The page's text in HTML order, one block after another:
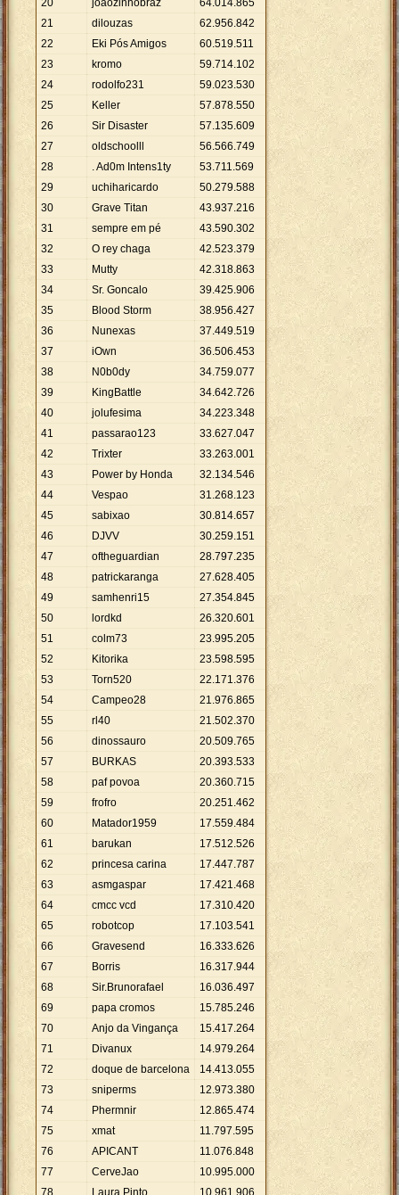
20
joaozinhobraz 64.014.865
21
dilouzas 62.956.842
22
Eki Pós Amigos 60.519.511
23
kromo 59.714.102
24
rodolfo231 59.023.530
25
Keller 57.878.550
26
Sir Disaster 57.135.609
27
oldschoolll 56.566.749
28
. Ad0m Intens1ty 53.711.569
29
uchiharicardo 50.279.588
30
Grave Titan 43.937.216
31
sempre em pé 43.590.302
32
O rey chaga 42.523.379
33
Mutty 42.318.863
34
Sr. Goncalo 39.425.906
35
Blood Storm 38.956.427
36
Nunexas 37.449.519
37
iOwn 36.506.453
38
N0b0dy 34.759.077
39
KingBattle 34.642.726
40
jolufesima 34.223.348
41
passarao123 33.627.047
42
Trixter 33.263.001
43
Power by Honda 32.134.546
44
Vespao 31.268.123
45
sabixao 30.814.657
46
DJVV 30.259.151
47
oftheguardian 28.797.235
48
patrickaranga 27.628.405
49
samhenri15 27.354.845
50
lordkd 26.320.601
51
colm73 23.995.205
52
Kitorika 23.598.595
53
Torn520 22.171.376
54
Campeo28 21.976.865
55
rl40 21.502.370
56
dinossauro 20.509.765
57
BURKAS 20.393.533
58
paf povoa 20.360.715
59
frofro 20.251.462
60
Matador1959 17.559.484
61
barukan 17.512.526
62
princesa carina 17.447.787
63
asmgaspar 17.421.468
64
cmcc vcd 17.310.420
65
robotcop 17.103.541
66
Gravesend 16.333.626
67
Borris 16.317.944
68
Sir.Brunorafael 16.036.497
69
papa cromos 15.785.246
70
Anjo da Vingança 15.417.264
71
Divanux 14.979.264
72
doque de barcelona 14.413.055
73
sniperms 12.973.380
74
Phermnir 12.865.474
75
xmat 11.797.595
76
APICANT 11.076.848
77
CerveJao 10.995.000